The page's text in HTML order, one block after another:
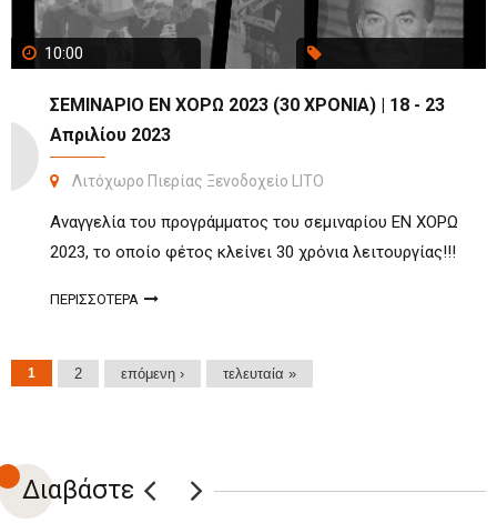
10:00
ΣΕΜΙΝΑΡΙΟ ΕΝ ΧΟΡΩ 2023 (30 ΧΡΟΝΙΑ) | 18 - 23
Απριλίου 2023
Λιτόχωρο Πιερίας Ξενοδοχείο LITO
Αναγγελία του προγράμματος του σεμιναρίου ΕΝ ΧΟΡΩ
2023, το οποίο φέτος κλείνει 30 χρόνια λειτουργίας!!!
ΠΕΡΙΣΣΟΤΕΡΑ
Σελίδες
1 2 επόμενη › τελευταία »
Διαβάστε